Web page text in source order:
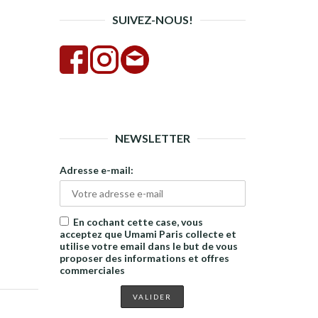
SUIVEZ-NOUS!
NEWSLETTER
Adresse e-mail:
En cochant cette case, vous
acceptez que Umami Paris collecte et
utilise votre email dans le but de vous
proposer des informations et offres
commerciales